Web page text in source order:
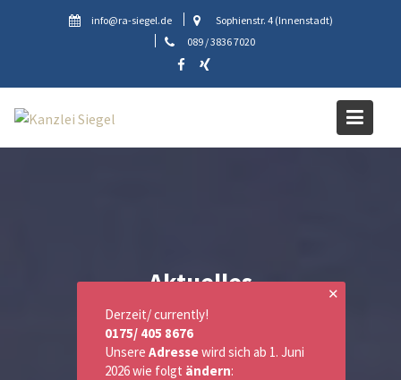
info@ra-siegel.de
Sophienstr. 4 (Innenstadt)
089 / 3836 7020
Aktuelles
✕
Derzeit/ currently!
0175/ 405 8676
Unsere Adressewird sich ab 1. Juni
2026 wie folgt ändern: